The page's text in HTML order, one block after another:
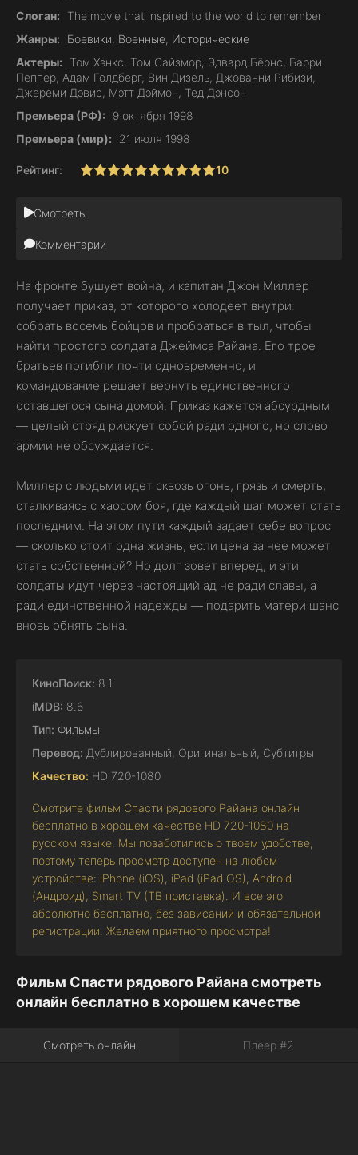
Слоган:
The movie that inspired to the world to remember
Жанры:
Боевики, Военные, Исторические
Актеры:
Том Хэнкс, Том Сайзмор, Эдвард Бёрнс, Барри
Пеппер, Адам Голдберг, Вин Дизель, Джованни Рибизи,
Джереми Дэвис, Мэтт Дэймон, Тед Дэнсон
Премьера (РФ):
9 октября 1998
Премьера (мир):
21 июля 1998
Рейтинг:
2 3 4 5 7 8 9 10 10
Смотреть
Комментарии
На фронте бушует война, и капитан Джон Миллер
получает приказ, от которого холодеет внутри:
собрать восемь бойцов и пробраться в тыл, чтобы
найти простого солдата Джеймса Райана. Его трое
братьев погибли почти одновременно, и
командование решает вернуть единственного
оставшегося сына домой. Приказ кажется абсурдным
— целый отряд рискует собой ради одного, но слово
армии не обсуждается.
Миллер с людьми идет сквозь огонь, грязь и смерть,
сталкиваясь с хаосом боя, где каждый шаг может стать
последним. На этом пути каждый задает себе вопрос
— сколько стоит одна жизнь, если цена за нее может
стать собственной? Но долг зовет вперед, и эти
солдаты идут через настоящий ад не ради славы, а
ради единственной надежды — подарить матери шанс
вновь обнять сына.
КиноПоиск: 8.1
iMDB: 8.6
Тип: Фильмы
Перевод: Дублированный, Оригинальный, Субтитры
Качество: HD 720-1080
Смотрите фильм Спасти рядового Райана онлайн
бесплатно в хорошем качестве HD 720-1080 на
русском языке. Мы позаботились о твоем удобстве,
поэтому теперь просмотр доступен на любом
устройстве: iPhone (iOS), iPad (iPad OS), Android
(Андроид), Smart TV (ТВ приставка). И все это
абсолютно бесплатно, без зависаний и обязательной
регистрации. Желаем приятного просмотра!
Фильм Спасти рядового Райана смотреть
онлайн бесплатно в хорошем качестве
Смотреть онлайн Плеер #2